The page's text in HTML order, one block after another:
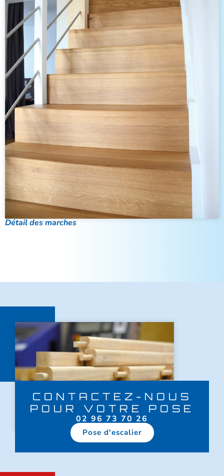
Détail des marches
CONTACTEZ-NOUS
POUR VOTRE POSE
02 96 73 70 26
Pose d'escalier